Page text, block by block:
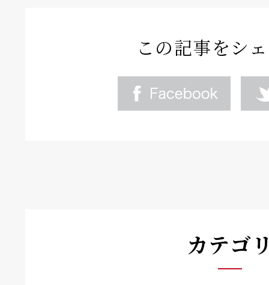
この記事をシ
カテゴ